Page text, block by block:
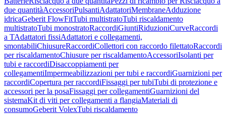
due quantitàAccessoriPulsantiAdattatoriMembraneAdduzione
idricaGeberit FlowFitTubi multistratoTubi riscaldamento
multistratoTubi monostratoRaccordiGiuntiRiduzioniCurveRaccordi
a TAdattatori fissiAdattatori e collegamenti,
smontabiliChiusureRaccordiCollettori con raccordo filettatoRaccordi
per riscaldamentoChiusure per riscaldamentoAccessoriIsolanti per
tubi e raccordiDisaccoppiamenti per
collegamentiImpermeabilizzazioni per tubi e raccordiGuarnizioni per
raccordiCopertura per raccordiFissaggi per tubiTubi di protezione e
accessori per la posaFissaggi per collegamentiGuarnizioni del
sistemaKit di viti per collegamenti a flangiaMateriali di
consumoGeberit VolexTubi riscaldamento